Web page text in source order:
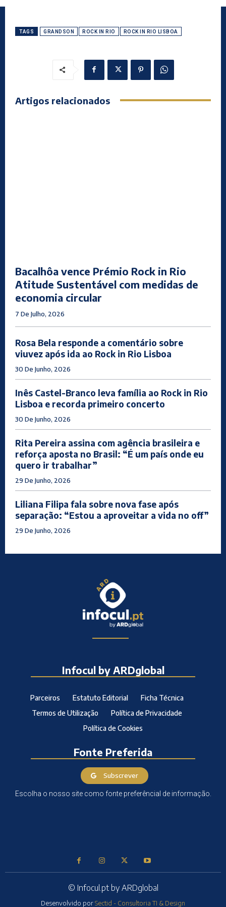
TAGS GRANDSON ROCK IN RIO ROCK IN RIO LISBOA
Artigos relacionados
Bacalhôa vence Prémio Rock in Rio
Atitude Sustentável com medidas de
economia circular
7 De Julho, 2026
Rosa Bela responde a comentário sobre
viuvez após ida ao Rock in Rio Lisboa
30 De Junho, 2026
Inês Castel-Branco leva família ao Rock in Rio
Lisboa e recorda primeiro concerto
30 De Junho, 2026
Rita Pereira assina com agência brasileira e
reforça aposta no Brasil: “É um país onde eu
quero ir trabalhar”
29 De Junho, 2026
Liliana Filipa fala sobre nova fase após
separação: “Estou a aproveitar a vida no off”
29 De Junho, 2026
Infocul by ARDglobal
Parceiros Estatuto Editorial
Ficha Técnica
Termos de Utilização
Política de Privacidade
Política de Cookies
Fonte Preferida
Subscrever
Escolha o nosso site como fonte preferêncial de informação.
© Infocul.pt by ARDglobal
Desenvolvido porSectid - Consultoria TI & Design